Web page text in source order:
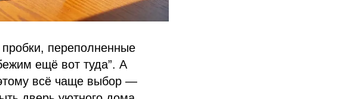
переполненные
ещё вот туда”. А
всё чаще выбор —